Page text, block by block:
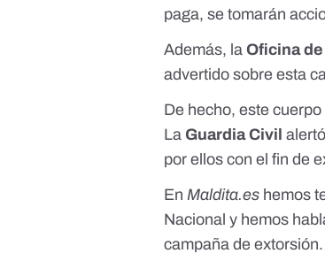
paga, se tomarán
Además, laOficina
advertido sobre esta
De hecho, este
La Guardia Civil
por ellos con el fin de
EnMaldita.es hemos
Nacional y hemos
campaña de extorsión.